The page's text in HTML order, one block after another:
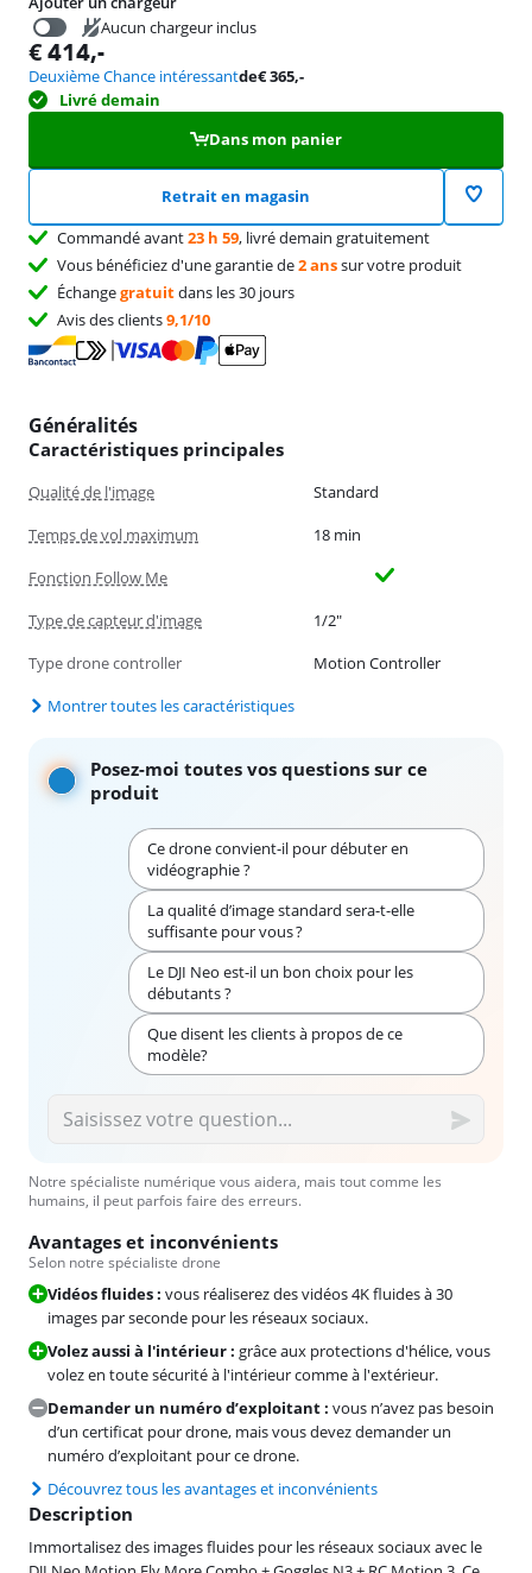
Aucun chargeur inclus
€ 414,-
Deuxième Chance intéressantde€365,-
Livré demain
Dans mon panier
Retrait en magasin
Commandé avant23 h 59, livré demain gratuitement
Vous bénéficiez d'une garantie de2 anssur votre produit
Échangegratuitdans les 30 jours
Avis des clients9,1/10
Généralités
Caractéristiques principales
Qualité de l'image
Standard
Temps de vol maximum
18 min
Fonction Follow Me
Type de capteur d'image
1/2"
Type drone controller
Motion Controller
Montrer toutes les caractéristiques
Posez-moi toutes vos questions sur ce
produit
Ce drone convient-il pour débuter en
vidéographie ?
La qualité d’image standard sera-t-elle
suffisante pour vous ?
Le DJI Neo est-il un bon choix pour les
débutants ?
Que disent les clients à propos de ce
modèle?
Notre spécialiste numérique vous aidera, mais tout comme les
humains, il peut parfois faire des erreurs.
Avantages et inconvénients
Selon notre spécialiste drone
Vidéos fluides : vous réaliserez des vidéos 4K fluides à 30
images par seconde pour les réseaux sociaux.
Volez aussi à l'intérieur : grâce aux protections d'hélice, vous
volez en toute sécurité à l'intérieur comme à l'extérieur.
Demander un numéro d’exploitant : vous n’avez pas besoin
d’un certificat pour drone, mais vous devez demander un
numéro d’exploitant pour ce drone.
Découvrez tous les avantages et inconvénients
Description
Immortalisez des images fluides pour les réseaux sociaux avec le